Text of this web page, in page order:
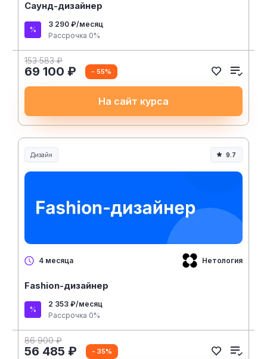
Саунд-дизайнер
3 290 ₽/месяц
Рассрочка 0%
153 583 ₽
69 100 ₽ - 55%
На сайт курса
Дизайн 9.7
4 месяца Нетология
Fashion-дизайнер
2 353 ₽/месяц
Рассрочка 0%
86 900 ₽
56 485 ₽ - 35%